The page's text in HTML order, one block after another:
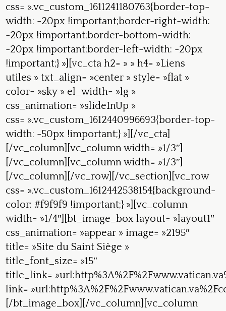
css= ».vc_custom_1611241180763{border-top-
width: -20px !important;border-right-width:
-20px !important;border-bottom-width:
-20px !important;border-left-width: -20px
!important;} »][vc_cta h2= » » h4= »Liens
utiles » txt_align= »center » style= »flat »
color= »sky » el_width= »lg »
css_animation= »slideInUp »
css= ».vc_custom_1612440996693{border-top-
width: -50px !important;} »][/vc_cta]
[/vc_column][vc_column width= »1/3″]
[/vc_column][vc_column width= »1/3″]
[/vc_column][/vc_row][/vc_section][vc_row
css= ».vc_custom_1612442538154{background-
color: #f9f9f9 !important;} »][vc_column
width= »1/4″][bt_image_box layout= »layout1″
css_animation= »appear » image= »2195″
title= »Site du Saint Siège »
title_font_size= »15″
title_link=
link=
[/bt_image_box][/vc_column][vc_column